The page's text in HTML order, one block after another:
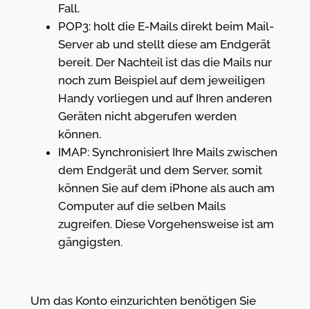
Fall.
POP3: holt die E-Mails direkt beim Mail-
Server ab und stellt diese am Endgerät
bereit. Der Nachteil ist das die Mails nur
noch zum Beispiel auf dem jeweiligen
Handy vorliegen und auf Ihren anderen
Geräten nicht abgerufen werden
können.
IMAP: Synchronisiert Ihre Mails zwischen
dem Endgerät und dem Server, somit
können Sie auf dem iPhone als auch am
Computer auf die selben Mails
zugreifen. Diese Vorgehensweise ist am
gängigsten.
Um das Konto einzurichten benötigen Sie